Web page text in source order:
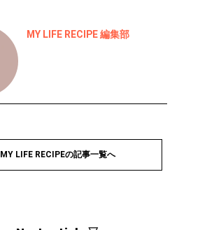
MY LIFE RECIPE 編集部
MY LIFE RECIPEの記事一覧へ